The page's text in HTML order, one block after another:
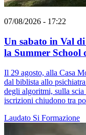
07/08/2026 - 17:22
Un sabato in Val
la Summer School
Il 29 agosto, alla Casa
dal biblista allo
degli algoritmi, sulla
iscrizioni chiudono tra
Laudato Si Formazione